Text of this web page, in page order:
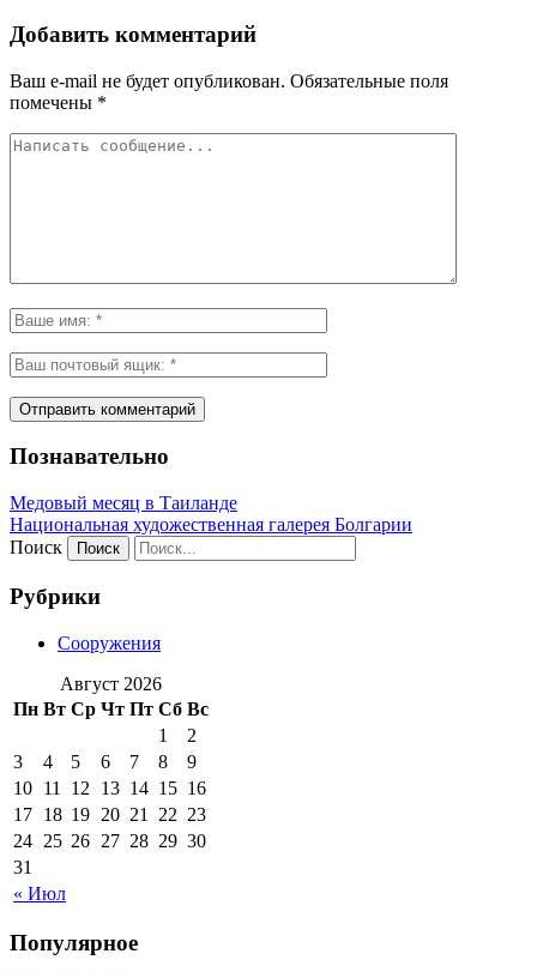
Добавить комментарий
Ваш e-mail не будет опубликован. Обязательные поля
помечены *
Познавательно
Медовый месяц в Таиланде
Национальная художественная галерея Болгарии
Поиск
Рубрики
Сооружения
Август 2026
Пн Вт Ср Чт Пт Сб Вс
« Июл
1
2
3
4 5 6 7 8
9
10 11 12 13 14 15 16
17 18 19 20 21 22 23
24 25 26 27 28 29 30
31
Популярное